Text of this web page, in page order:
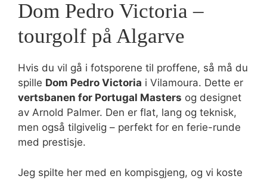
Dom Pedro Victoria –
tourgolf på Algarve
Hvis du vil gå i fotsporene til proffene, så må du
spille Dom Pedro Victoria i Vilamoura. Dette er
vertsbanen for Portugal Masters og designet
av Arnold Palmer. Den er flat, lang og teknisk,
men også tilgivelig – perfekt for en ferie-runde
med prestisje.
Jeg spilte her med en kompisgjeng, og vi koste